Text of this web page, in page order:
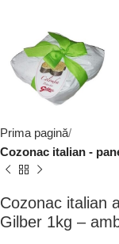
Prima pagină
Cozonac italian -
Cozonac italian
Gilber 1kg –